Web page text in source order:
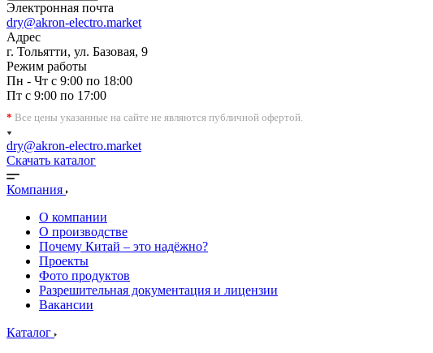
Электронная почта
dry@akron-electro.market
Адрес
г. Тольятти, ул. Базовая, 9
Режим работы
Пн - Чт с 9:00 по 18:00
Пт с 9:00 по 17:00
* Все цены указанные на сайте не являются публичной офертой.
dry@akron-electro.market
Скачать каталог
Компания
О компании
О производстве
Почему Китай – это надёжно?
Проекты
Фото продуктов
Разрешительная документация и лицензии
Вакансии
Каталог